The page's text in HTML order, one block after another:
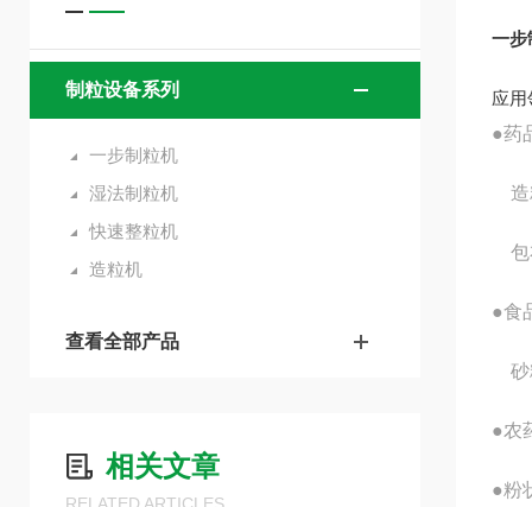
制粒设备系列
一步制粒机
湿法制粒机
快速整粒机
造粒机
查看全部产品
相关文章
一步
应用
●药
造
包
●食
砂
●农
●粉